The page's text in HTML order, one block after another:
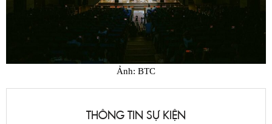
Ảnh: BTC
THÔNG TIN SỰ KIỆN